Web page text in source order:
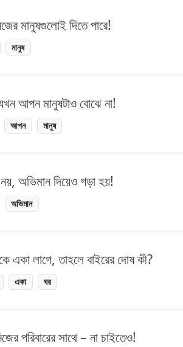
মানুষগুলোই দিতে পারে!
মানুষ
আপন মানুষটাও বোঝে না!
আপন মানুষ
অভিমান দিয়েও গড়া হয়!
অভিমান
একা লাগে, তাহলে বাইরের দোষ কী?
একা ঘর
পরিবারের সাথে – না চাইতেও!